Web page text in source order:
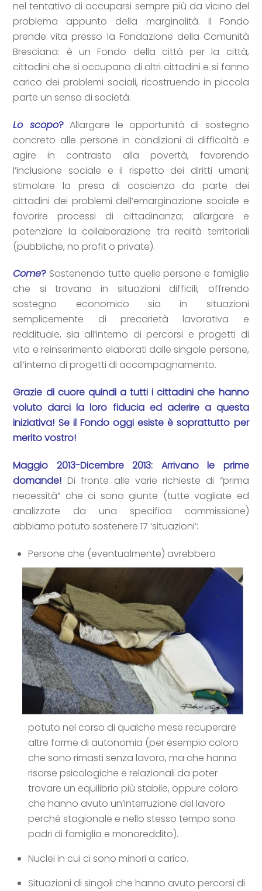
nel tentativo di occuparsi sempre più da vicino del
problema appunto della marginalità. Il Fondo
prende vita presso la Fondazione della Comunità
Bresciana: è un Fondo della città per la città,
cittadini che si occupano di altri cittadini e si fanno
carico dei problemi sociali, ricostruendo in piccola
parte un senso di società.
Lo scopo? Allargare le opportunità di sostegno
concreto alle persone in condizioni di difficoltà e
agire in contrasto alla povertà, favorendo
l’inclusione sociale e il rispetto dei diritti umani;
stimolare la presa di coscienza da parte dei
cittadini dei problemi dell’emarginazione sociale e
favorire processi di cittadinanza; allargare e
potenziare la collaborazione tra realtà territoriali
(pubbliche, no profit o private).
Come? Sostenendo tutte quelle persone e famiglie
che si trovano in situazioni difficili, offrendo
sostegno economico sia in situazioni
semplicemente di precarietà lavorativa e
reddituale, sia all’interno di percorsi e progetti di
vita e reinserimento elaborati dalle singole persone,
all’interno di progetti di accompagnamento.
Grazie di cuore quindi a tutti i cittadini che hanno
voluto darci la loro fiducia ed aderire a questa
iniziativa! Se il Fondo oggi esiste è soprattutto per
merito vostro!
Maggio 2013-Dicembre 2013: Arrivano le prime
domande! Di fronte alle varie richieste di “prima
necessità” che ci sono giunte (tutte vagliate ed
analizzate da una specifica commissione)
abbiamo potuto sostenere 17 ‘situazioni’:
Persone che (eventualmente) avrebbero
potuto nel corso di qualche mese recuperare
altre forme di autonomia (per esempio coloro
che sono rimasti senza lavoro, ma che hanno
risorse psicologiche e relazionali da poter
trovare un equilibrio più stabile, oppure coloro
che hanno avuto un’interruzione del lavoro
perché stagionale e nello stesso tempo sono
padri di famiglia e monoreddito).
Nuclei in cui ci sono minori a carico.
Situazioni di singoli che hanno avuto percorsi di